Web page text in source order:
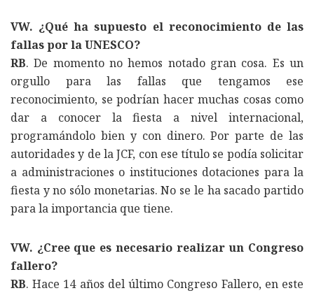
VW. ¿Qué ha supuesto el reconocimiento de las
fallas por la UNESCO?
RB. De momento no hemos notado gran cosa. Es un
orgullo para las fallas que tengamos ese
reconocimiento, se podrían hacer muchas cosas como
dar a conocer la fiesta a nivel internacional,
programándolo bien y con dinero. Por parte de las
autoridades y de la JCF, con ese título se podía solicitar
a administraciones o instituciones dotaciones para la
fiesta y no sólo monetarias. No se le ha sacado partido
para la importancia que tiene.
VW. ¿Cree que es necesario realizar un Congreso
fallero?
RB. Hace 14 años del último Congreso Fallero, en este